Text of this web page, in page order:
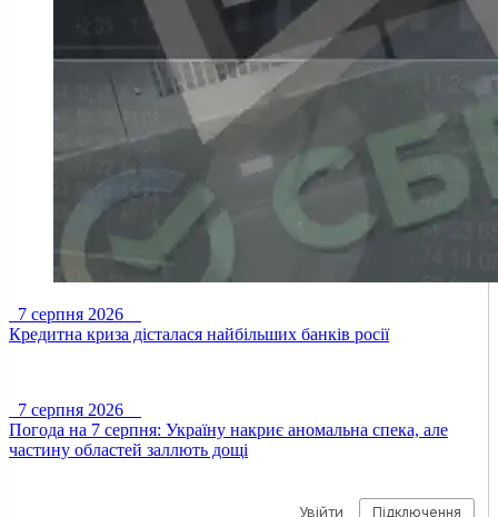
7 серпня 2026
Кредитна криза дісталася найбільших банків росії
7 серпня 2026
Погода на 7 серпня: Україну накриє аномальна спека, але
частину областей заллють дощі